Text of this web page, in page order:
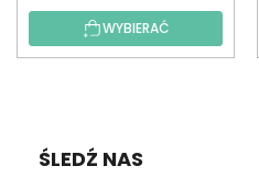
WYBIERAĆ
ŚLEDŹ NAS